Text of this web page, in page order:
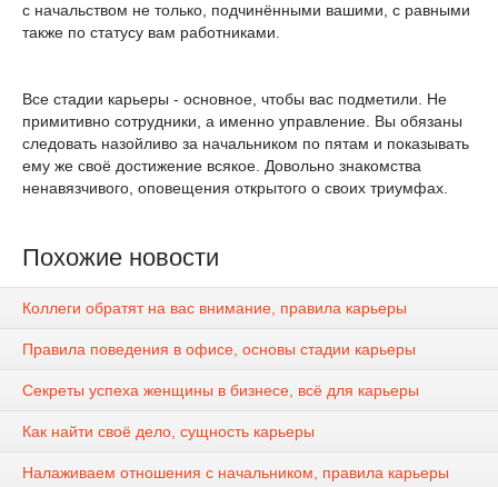
с начальством не только, подчинёнными вашими, с равными
также по статусу вам работниками.
Все стадии карьеры - основное, чтобы вас подметили. Не
примитивно сотрудники, а именно управление. Вы обязаны
следовать назойливо за начальником по пятам и показывать
ему же своё достижение всякое. Довольно знакомства
ненавязчивого, оповещения открытого о своих триумфах.
Похожие новости
Коллеги обратят на вас внимание, правила карьеры
Правила поведения в офисе, основы стадии карьеры
Секреты успеха женщины в бизнесе, всё для карьеры
Как найти своё дело, сущность карьеры
Налаживаем отношения с начальником, правила карьеры